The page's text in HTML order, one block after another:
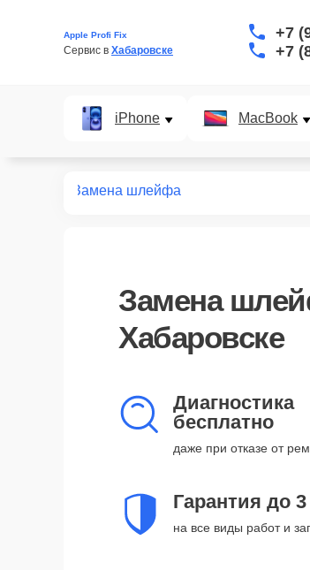
Apple Profi Fix
Сервис в Хабаровске
+7
+7
iPhone MacBook
Замена шлейфа
Замена
Хабаровске
Диагностика
бесплатно
даже при отказе от
Гарантия до
на все виды работ и